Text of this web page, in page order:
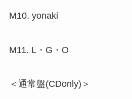
M10. yonaki
M11. L・G・O
＜通常盤(CDonly)＞